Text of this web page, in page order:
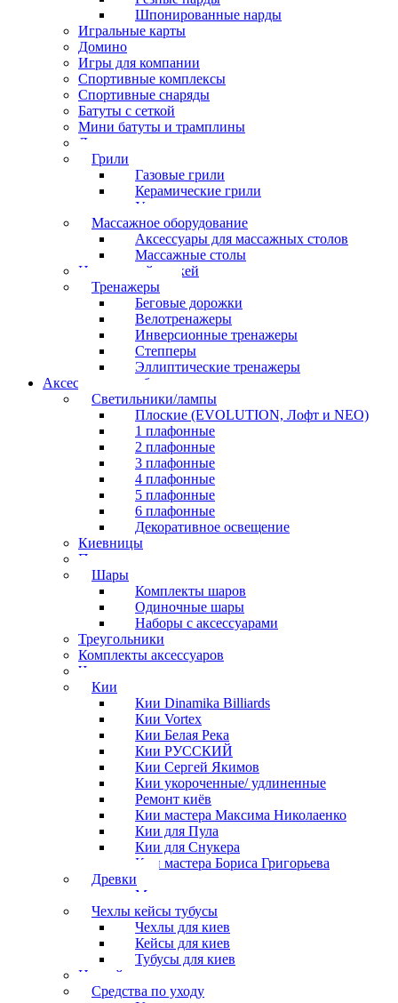
Шпонированные нарды
Игральные карты
Домино
Игры для компании
Спортивные комплексы
Спортивные снаряды
Батуты с сеткой
Мини батуты и трамплины
Дартс
Грили
Газовые грили
Керамические грили
Угольные грили
Массажное оборудование
Аксессуары для массажных столов
Массажные столы
Настольный хоккей
Тренажеры
Беговые дорожки
Велотренажеры
Инверсионные тренажеры
Степперы
Эллиптические тренажеры
Аксессуары для бильярда
Светильники/лампы
Плоские (EVOLUTION, Лофт и NEO)
1 плафонные
2 плафонные
3 плафонные
4 плафонные
5 плафонные
6 плафонные
Декоративное освещение
Киевницы
Полочки
Шары
Комплекты шаров
Одиночные шары
Наборы с аксессуарами
Треугольники
Комплекты аксессуаров
Часы
Кии
Кии Dinamika Billiards
Кии Vortex
Кии Белая Река
Кии РУССКИЙ
Кии Сергей Якимов
Кии укороченные/ удлиненные
Ремонт киёв
Кии мастера Максима Николаенко
Кии для Пула
Кии для Снукера
Кии мастера Бориса Григорьева
Древки
Мосты для киев
Чехлы кейсы тубусы
Чехлы для киев
Кейсы для киев
Тубусы для киев
Наклейки
Средства по уходу